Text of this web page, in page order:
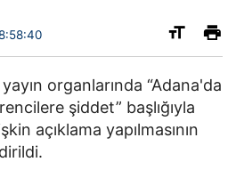
yayın organlarında “Adana'da
şiddet” başlığıyla
açıklama yapılmasının